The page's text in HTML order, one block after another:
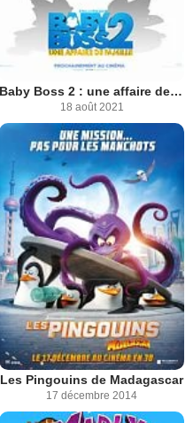
Baby Boss 2 : une affaire de famille
18 août 2021
Les Pingouins de Madagascar
17 décembre 2014